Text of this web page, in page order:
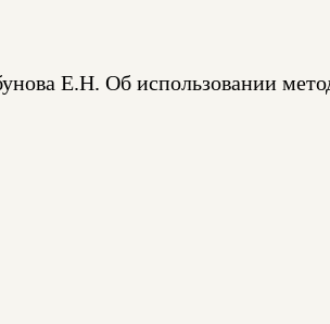
Е.Н. Об использовании